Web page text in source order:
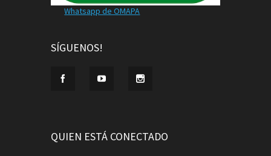
Whatsapp de OMAPA
SÍGUENOS!
QUIEN ESTÁ CONECTADO